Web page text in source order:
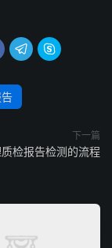
 
下一篇
检报告检测的流程